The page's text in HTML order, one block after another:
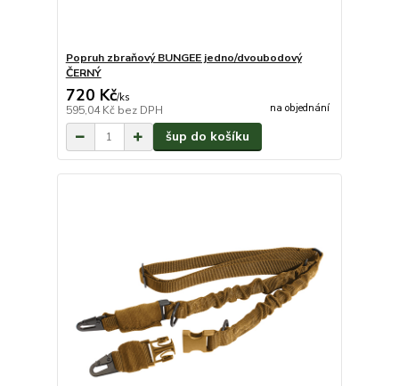
Popruh zbraňový BUNGEE jedno/dvoubodový
ČERNÝ
720 Kč/ks
595,04 Kč bez DPH na objednání
šup do košíku